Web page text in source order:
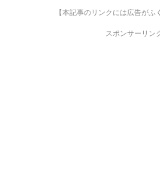
【本記事のリンクには広告がふ
スポンサーリン